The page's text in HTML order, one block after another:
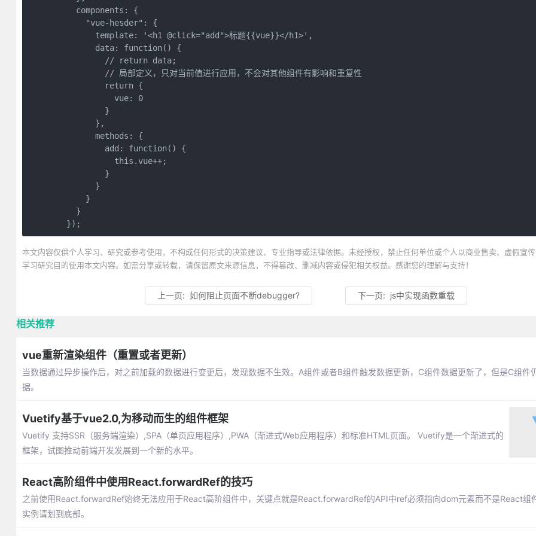
          components: {
            "vue-hesder": {
              template: '<h1 @click="add">标题{{vue}}</h1>',
              data: function() {
                // return data;
                // 局部定义，只对当前值进行应用，不会对其他组件有影响和重复性
                return {
                  vue: 0
                }
              },
              methods: {
                add: function() {
                  this.vue++;
                }
              }
            }
          }
        });
本文内容仅供个人学习、研究或参考使用，不构成任何形式的决策建议、专业指导或法律依据。未经授权，禁止任何单位或个人以商业售卖、虚假宣
学习研究目的使用本文内容。如需分享或转载，请保留原文来源信息，不得篡改、删减内容或侵犯相关权益。感谢您的理解与支持！
上一页:如何阻止页面不断debugger? 下一页: js中实现函数重载
相关推荐
vue重新渲染组件（重置或者更新）
当数据通过异步操作后，对之前加载的数据进行变更后，发现数据不生效。A组件或者B组件触发数据更新，C组件数据更新了，但是C组件
据。
Vuetify基于vue2.0,为移动而生的组件框架
Vuetify 支持SSR（服务端渲染）,SPA（单页应用程序）,PWA（渐进式Web应用程序）和标准HTML页面。 Vuetify是一个渐进式的
框架，试图推动前端开发发展到一个新的水平。
React高阶组件中使用React.forwardRef的技巧
之前使用React.forwardRef始终无法应用于React高阶组件中，关键点就是React.forwardRef的API中ref必须指向dom元素而不是React组
实例请划到底部。